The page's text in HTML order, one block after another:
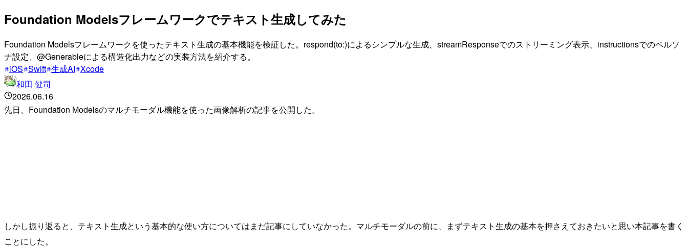
Foundation Modelsフレームワークでテキスト生成してみた
Foundation Modelsフレームワークを使ったテキスト生成の基本機能を検証した。respond(to:)によるシンプルな生成、streamResponseでのストリーミング表示、instructionsでのペルソ
ナ設定、@Generableによる構造化出力などの実装方法を紹介する。
iOS Swift 生成AI Xcode
和田 健司
2026.06.16
先日、Foundation Modelsのマルチモーダル機能を使った画像解析の記事を公開した。
しかし振り返ると、テキスト生成という基本的な使い方についてはまだ記事にしていなかった。マルチモーダルの前に、まずテキスト生成の基本を押さえておきたいと思い本記事を書く
ことにした。